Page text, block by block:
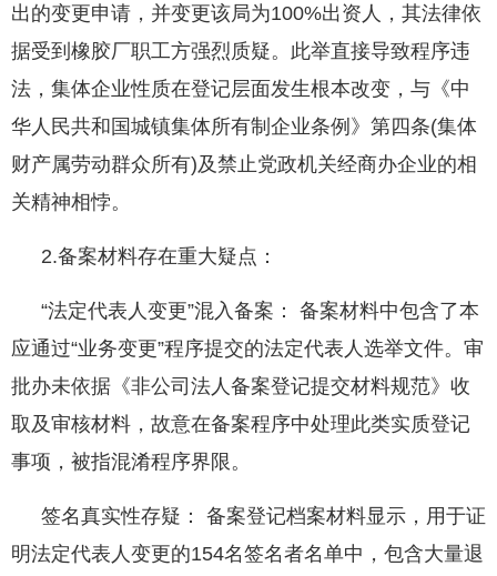
出的变更申请，并变更该局为100%出资人，其法律依
据受到橡胶厂职工方强烈质疑。此举直接导致程序违
法，集体企业性质在登记层面发生根本改变，与《中
华人民共和国城镇集体所有制企业条例》第四条(集体
财产属劳动群众所有)及禁止党政机关经商办企业的相
关精神相悖。
2.备案材料存在重大疑点：
“法定代表人变更”混入备案： 备案材料中包含了本
应通过“业务变更”程序提交的法定代表人选举文件。审
批办未依据《非公司法人备案登记提交材料规范》收
取及审核材料，故意在备案程序中处理此类实质登记
事项，被指混淆程序界限。
签名真实性存疑： 备案登记档案材料显示，用于证
明法定代表人变更的154名签名者名单中，包含大量退